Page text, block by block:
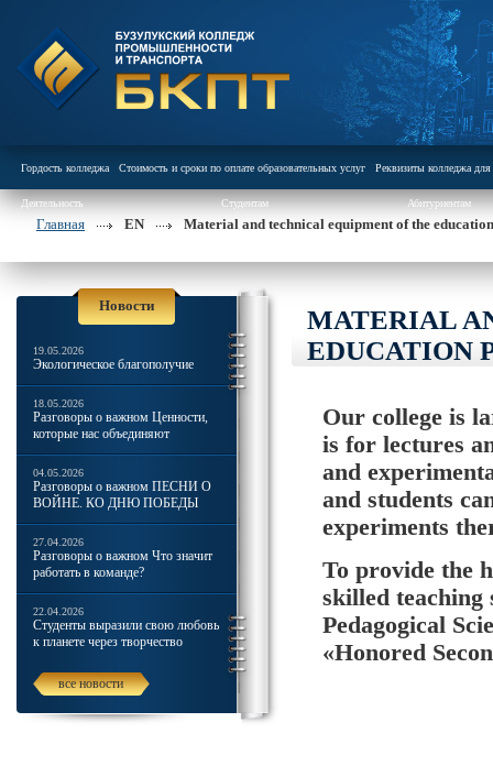
Гордость колледжа Стоимость и сроки по оплате образовательных услуг Реквизиты колледжа для
Деятельность Студентам Абитуриентам
Главная EN Material and technical equipment of the
Новости
19.05.2026
Экологическое благополучие
18.05.2026
Разговоры о важном Ценности,
которые нас объединяют
04.05.2026
Разговоры о важном ПЕСНИ О
ВОЙНЕ. КО ДНЮ ПОБЕДЫ
27.04.2026
Разговоры о важном Что значит
работать в команде?
22.04.2026
Студенты выразили свою любовь
к планете через творчество
все новости
MATERIAL
EDUCATION
Our college is
is for lectures
and
and students
experiments
To provide the
skilled
Pedagogical
«Honored